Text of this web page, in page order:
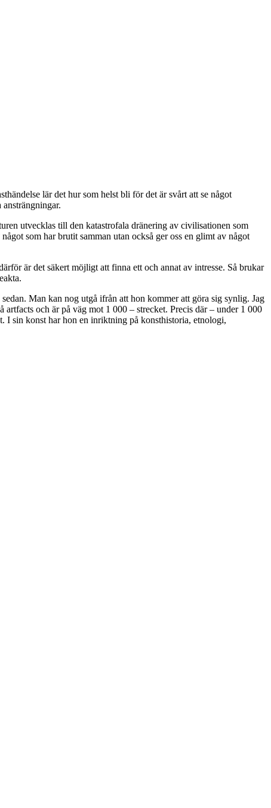
lär det hur som helst bli för det är svårt att se något
utvecklas till den katastrofala dränering av civilisationen som
som har brutit samman utan också ger oss en glimt av något
är det säkert möjligt att finna ett och annat av intresse. Så brukar
Man kan nog utgå ifrån att hon kommer att göra sig synlig. Jag
och är på väg mot 1 000 – strecket. Precis där – under 1 000
I sin konst har hon en inriktning på konsthistoria, etnologi,